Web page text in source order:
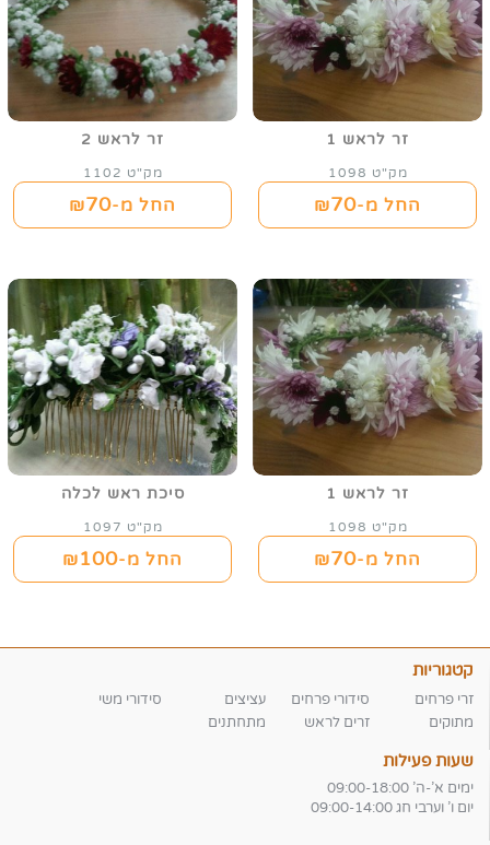
זר לראש 1
מק"ט 1098
החל מ-₪70
זר לראש 2
מק"ט 1102
החל מ-₪70
זר לראש 1
מק"ט 1098
החל מ-₪70
סיכת ראש לכלה
מק"ט 1097
החל מ-₪100
קטגוריות
זרי פרחים סידורי פרחים עציצים
סידורי משי
מתוקים
זרים לראש מתחתנים
שעות פעילות
ימים א'-ה' 09:00-18:00
יום ו' וערבי חג 09:00-14:00